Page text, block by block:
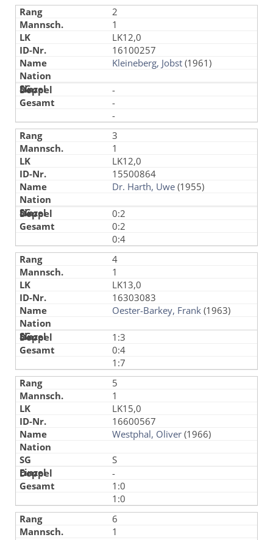
2
1
LK12,0
16100257
Kleineberg, Jobst (1961)
-
-
-
3
1
LK12,0
15500864
Dr. Harth, Uwe (1955)
0:2
0:2
0:4
4
1
LK13,0
16303083
Oester-Barkey, Frank (1963)
1:3
0:4
1:7
5
1
LK15,0
16600567
Westphal, Oliver (1966)
S
-
1:0
1:0
6
1